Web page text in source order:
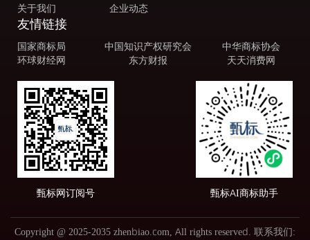
关于我们 企业动态
友情链接
国家商标局 中国知识产权研究会
中华商标协会
环球财经网
东方财报 天天消费网
甄标网订阅号 甄标AI商标助手
Copyright @ 2025-2035 zhenbiao.com, All rights reserved. 联系我们: